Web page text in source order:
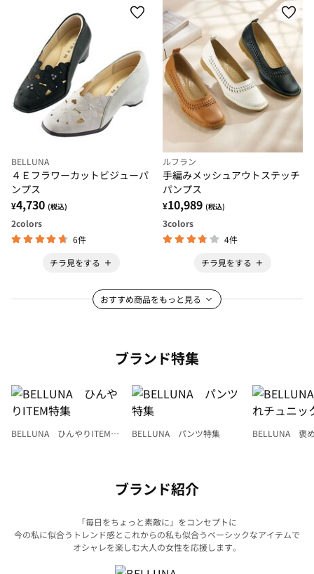
BELLUNA
４Ｅフラワーカットビジューパ
ンプス
¥4,730 (税込)
2colors
6件
チラ見をする
ルフラン
手編みメッシュアウトステッチ
パンプス
¥10,989 (税込)
3colors
4件
チラ見をする
おすすめ商品をもっと見る
ブランド特集
BELLUNA ひんやりITEM特
BELLUNA パンツ特集
BELLUNA 褒
ブランド紹介
「毎日をちょっと素敵に」をコンセプトに
今の私に似合うトレンド感とこれからの私も似合うベーシックなアイテムで
オシャレを楽しむ大人の女性を応援します。